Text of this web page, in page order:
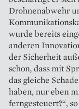
Drohnenabwehr
wurde bereits
anderen
der Sicherheit
schon, dass mit
das gleiche
haben, nur eben
ferngesteuert?“,